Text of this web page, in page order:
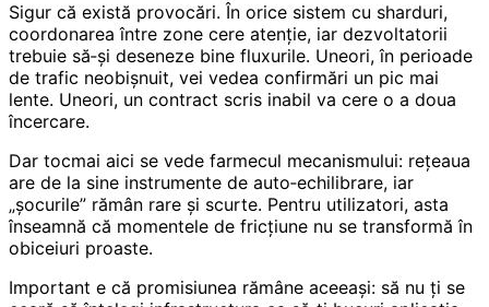
Sigur că există provocări. În orice sistem cu sharduri,
coordonarea între zone cere atenție, iar dezvoltatorii
trebuie să‑și deseneze bine fluxurile. Uneori, în perioade
de trafic neobișnuit, vei vedea confirmări un pic mai
lente. Uneori, un contract scris inabil va cere o a doua
încercare.
Dar tocmai aici se vede farmecul mecanismului: rețeaua
are de la sine instrumente de auto‑echilibrare, iar
„șocurile” rămân rare și scurte. Pentru utilizatori, asta
înseamnă că momentele de fricțiune nu se transformă în
obiceiuri proaste.
Important e că promisiunea rămâne aceeași: să nu ți se